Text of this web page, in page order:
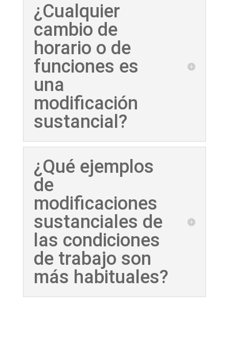
¿Cualquier
cambio de
horario o de
funciones es
una
modificación
sustancial?
¿Qué ejemplos
de
modificaciones
sustanciales de
las condiciones
de trabajo son
más habituales?